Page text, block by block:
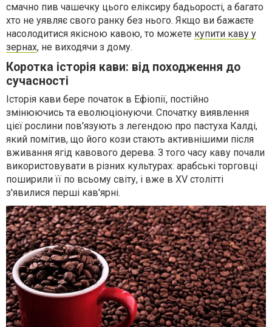
смачно пив чашечку цього еліксиру бадьорості, а багато
хто не уявляє свого ранку без нього. Якщо ви бажаєте
насолодитися якісною кавою, то можете купити каву у
зернах, не виходячи з дому.
Коротка історія кави: від походження до
сучасності
Історія кави бере початок в Ефіопії, постійно
змінюючись та еволюціонуючи. Спочатку виявлення
цієї рослини пов'язують з легендою про пастуха Калді,
який помітив, що його кози стають активнішими після
вживання ягід кавового дерева. З того часу каву почали
використовувати в різних культурах: арабські торговці
поширили її по всьому світу, і вже в XV столітті
з'явилися перші кав'ярні.